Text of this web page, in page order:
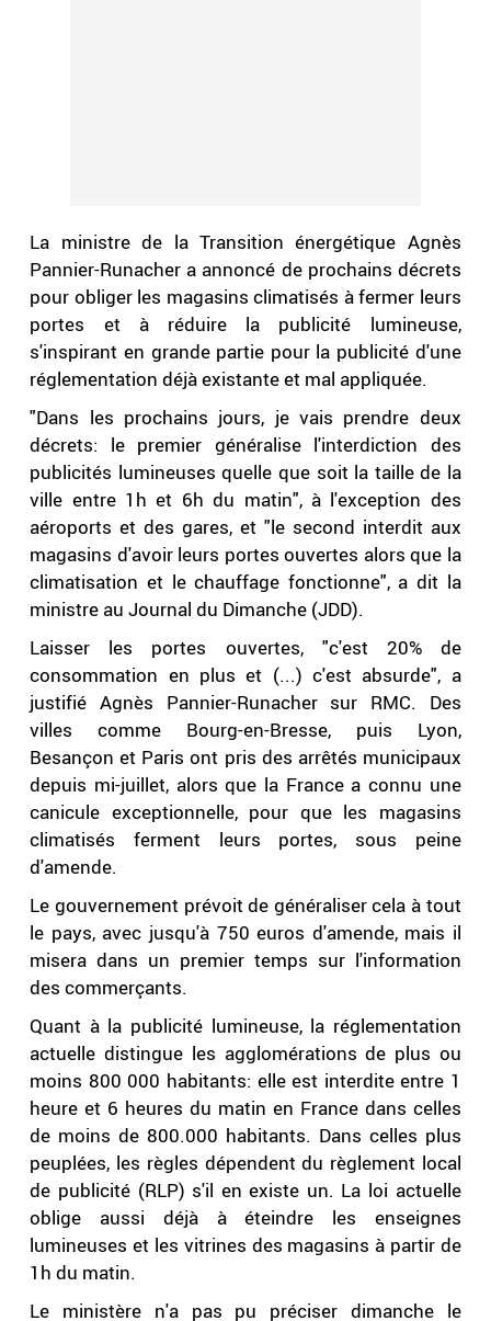
La ministre de la Transition énergétique Agnès
Pannier-Runacher a annoncé de prochains décrets
pour obliger les magasins climatisés à fermer leurs
portes et à réduire la publicité lumineuse,
s'inspirant en grande partie pour la publicité d'une
réglementation déjà existante et mal appliquée.
"Dans les prochains jours, je vais prendre deux
décrets: le premier généralise l'interdiction des
publicités lumineuses quelle que soit la taille de la
ville entre 1h et 6h du matin", à l'exception des
aéroports et des gares, et "le second interdit aux
magasins d'avoir leurs portes ouvertes alors que la
climatisation et le chauffage fonctionne", a dit la
ministre au Journal du Dimanche (JDD).
Laisser les portes ouvertes, "c'est 20% de
consommation en plus et (...) c'est absurde", a
justifié Agnès Pannier-Runacher sur RMC. Des
villes comme Bourg-en-Bresse, puis Lyon,
Besançon et Paris ont pris des arrêtés municipaux
depuis mi-juillet, alors que la France a connu une
canicule exceptionnelle, pour que les magasins
climatisés ferment leurs portes, sous peine
d'amende.
Le gouvernement prévoit de généraliser cela à tout
le pays, avec jusqu'à 750 euros d'amende, mais il
misera dans un premier temps sur l'information
des commerçants.
Quant à la publicité lumineuse, la réglementation
actuelle distingue les agglomérations de plus ou
moins 800 000 habitants: elle est interdite entre 1
heure et 6 heures du matin en France dans celles
de moins de 800.000 habitants. Dans celles plus
peuplées, les règles dépendent du règlement local
de publicité (RLP) s'il en existe un. La loi actuelle
oblige aussi déjà à éteindre les enseignes
lumineuses et les vitrines des magasins à partir de
1h du matin.
Le ministère n'a pas pu préciser dimanche le